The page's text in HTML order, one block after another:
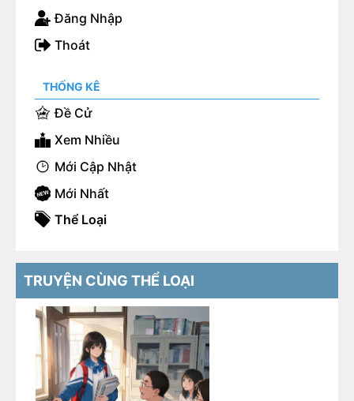
Đăng Nhập
Thoát
THỐNG KÊ
Đề Cử
Xem Nhiều
Mới Cập Nhật
Mới Nhất
Thể Loại
TRUYỆN CÙNG THỂ LOẠI